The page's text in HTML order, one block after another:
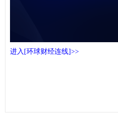
进入[环球财经连线]>>